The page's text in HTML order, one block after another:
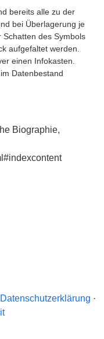
bereits alle zu der
bei Überlagerung je
des Symbols
aufgefaltet werden.
einen Infokasten.
Datenbestand
Biographie,
Datenschutzerklärung ·